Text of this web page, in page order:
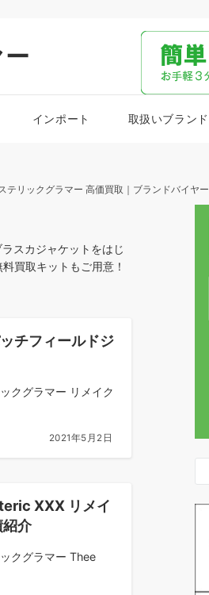
インポート 取扱いブランド
テリックグラマー 高価買取｜ブランドバイヤー
スカジャケットをはじ
買取キットもご用意！
チフィールドジ
クグラマー リメイク
2021年5月2日
XXX リメイ
介
クグラマー Thee